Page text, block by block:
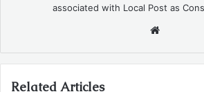
associated with Local Post as
Related Articles